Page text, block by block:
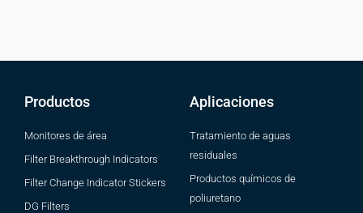
Productos
Monitores de área
Filter Breakthrough Indicators
Filter Change Indicator Stickers
DG Filters
Aplicaciones
Tratamiento de aguas
residuales
Productos químicos de
poliuretano